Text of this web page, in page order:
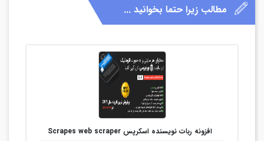
مطالب زیرا حتما بخوانید ...
افزونه ربات نویسنده اسکرپس Scrapes web scraper